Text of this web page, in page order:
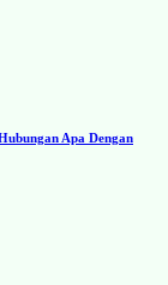
Apa Dengan